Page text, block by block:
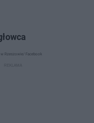
Rzeszowie/ Facebook